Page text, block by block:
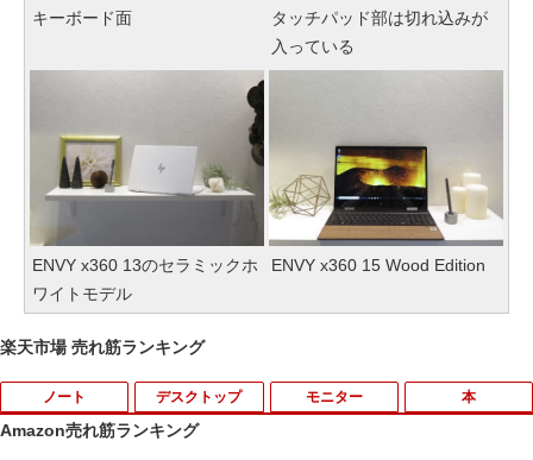
キーボード面
タッチパッド部は切れ込みが
入っている
ENVY x360 13のセラミックホ
ワイトモデル
ENVY x360 15 Wood Edition
楽天市場 売れ筋ランキング
ノート デスクトップ モニター 本
Amazon売れ筋ランキング